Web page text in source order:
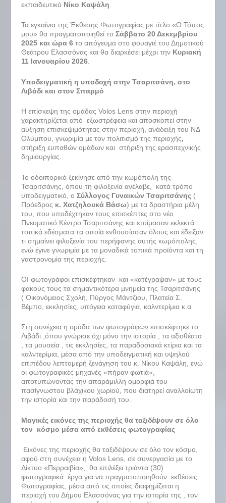
εκπαιδευτικό Νίκο Καψάλη
Τα εγκαίνια της Έκθεσης Φωτογραφίας με τίτλο «Ο Τόπος
μου» θα πραγματοποιηθεί τοΣάββατο 20 Δεκεμβρίου
2025 και ώρα 6 το απόγευμα στο φουαγιέ του Δημοτικού
Θεάτρου Ελασσόνας και θα διαρκέσει μέχρι την Κυριακή
11 Ιανουαρίου 2026.
Υποδειγματική η υποδοχή στην Τσαριτσάνη, στο
Λιβάδι και στον Σπαρμό
Η επίσκεψη της ομάδας Volos Lens στην περιοχή
χαρακτηρίζεται από εξωστρέφεια και αποσκοπεί στην
αύξηση επισκεψιμότητας στην περιοχή, ανάδειξη του ΝΔ
Ολύμπου, γνωριμία με τον πολιτισμό της περιοχής,
στήριξη ευπαθών ομάδων και στήριξη της ερασιτεχνικής
δημιουργίας.
Το οδοιπορικό ξεκίνησε από την κωμόπολη της
Τσαριτσάνης, όπου τη φιλοξενία ανέλαβε, κατά τρόπο
υποδειγματικό, οΣύλλογος Γυναικών Τσαριτσάνης (
Πρόεδρος κ. Χατζηλουκά Βάσω) με τα δραστήρια μέλη
του, που υποδέχτηκαν τους επισκέπτες στο νέο
Πνευματικό Κέντρο Τσαριτσάνης και ετοίμασαν εκλεκτά
τοπικά εδέσματα τα οποία ενθουσίασαν όλους και έδειξαν
τι σημαίνει φιλοξενία του περήφανης αυτής κωμόπολης,
ενώ έγινε γνωριμία με τα μοναδικά τοπικά προϊόντα και τη
γαστρονομία της περιοχής.
ΟΙ φωτογράφοι επισκέφτηκαν και «κατέγραψαν» με τους
φακούς τους τα σημαντικότερα μνημεία της Τσαριτσάνης
( Οικονόμειος Σχολή, Πύργος Μάντζιου, Πλατεία Σ.
Βέμπο, εκκλησίες, υπόγεια καταφύγια, καλντερίμια κ.α
Στη συνέχεια η ομάδα των φωτογράφων επισκέφτηκε το
Λιβάδι ,όπου γνώρισε όχι μόνο την ιστορία , τα αξιοθέατα
, τα μουσεία , τις εκκλησίες, τα παραδοσιακά κτίρια και τα
καλντερίμια, μέσα από την υποδειγματική και υψηλού
επιπέδου λεπτομερή ξενάγηση του κ. Νίκου Καψάλη, ενώ
οι φωτογραφικές μηχανές «πήραν φωτιά»,
αποτυπώνοντας την απαράμιλλη ομορφιά του
πασίγνωστου βλάχικου χωριού, που διατηρεί αναλλοίωτη
την ιστορία και την παράδοσή του.
Μαγικές εικόνες της περιοχής θα ταξιδέψουν σε όλο
τον κόσμο μέσα από εκθέσεις φωτογραφίας
Εικόνες της περιοχής θα ταξιδέψουν σε όλο τον κόσμο,
αφού στη συνέχεια η Volos Lens, σε συνεργασία με το
Δίκτυο «Περραιβία», θα επιλέξει τριάντα (30)
φωτογραφικά έργα για να πραγματοποιηθούν εκθέσεις
Φωτογραφίας, μέσα από τις οποίες διαφημίζεται η
περιοχή του Δήμου Ελασσόνας για την ιστορία της , τον